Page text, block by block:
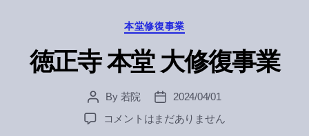
Categories
本堂修復事業
徳正寺 本堂 大修復事業
Post
author
By 若院
Post
date
2024/04/01
徳
コメントはまだありません